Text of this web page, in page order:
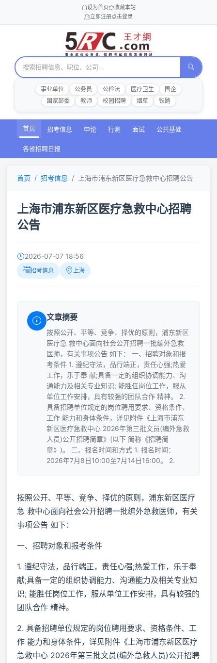
设为首页
收藏本站
立即注册点击登录
事业单位 公务员 公检法 医疗卫生
国企
国家部委
教师 校园招聘 烟草 铁路
首页 招考信息 申论 行测 面试 公共基础
各省招聘日报
首页 招考信息 上海市浦东新区医疗急救中心招聘公告
上海市浦东新区医疗急救中心招聘
公告
2026-07-07 18:56
招考信息 上海
文章摘要
按照公开、平等、竞争、择优的原则，浦东新区
医疗急 救中心面向社会公开招聘一批编外急救
医师，有关事项公告 如下： 一、招聘对象和报
考条件 1. 遵纪守法，品行端正，责任心强;热爱
工作，乐于奉 献;具备一定的组织协调能力、沟
通能力及相关专业知识; 能胜任岗位工作，服从
单位工作安排，具有较强的团队合作 精神。 2.
具备招聘单位规定的岗位聘用要求、资格条件、
工作 能力和身体条件，详见附件《上海市浦东
新区医疗急救中心 2026年第三批文员(编外急救
人员)公开招聘简章》(以下 简称《招聘简
章》)。 二、报名时间和方式 1. 报名时间：
2026年7月8日10:00至7月14日16:00。 2.
按照公开、平等、竞争、择优的原则，浦东新区医疗
急 救中心面向社会公开招聘一批编外急救医师，有关
事项公告 如下：
一、招聘对象和报考条件
1. 遵纪守法，品行端正，责任心强;热爱工作，乐于奉
献;具备一定的组织协调能力、沟通能力及相关专业知
识; 能胜任岗位工作，服从单位工作安排，具有较强的
团队合作 精神。
2. 具备招聘单位规定的岗位聘用要求、资格条件、工
作 能力和身体条件，详见附件《上海市浦东新区医疗
急救中心 2026年第三批文员(编外急救人员)公开招聘